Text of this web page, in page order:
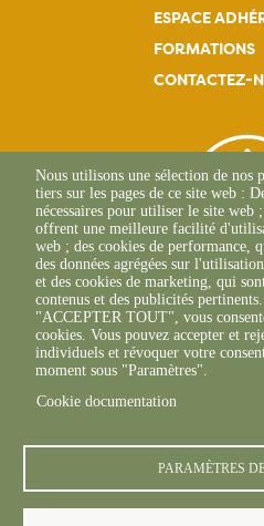
Nous utilisons une sélection de nos
tiers sur les pages de ce site web :
nécessaires pour utiliser le site web
offrent une meilleure facilité
web ; des cookies de performance,
des données agrégées sur
et des cookies de marketing, qui
contenus et des publicités
"ACCEPTER TOUT", vous
cookies. Vous pouvez accepter et
individuels et révoquer votre
moment sous "Paramètres".
Cookie documentation
PARAMÈTRES
ESPACE
FORMATIONS
CONTACTEZ-
20117
+33 04 95